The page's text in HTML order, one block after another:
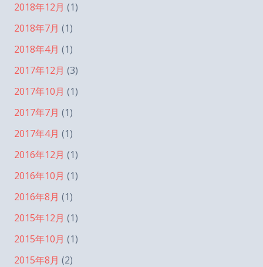
2018年12月 (1)
2018年7月 (1)
2018年4月 (1)
2017年12月 (3)
2017年10月 (1)
2017年7月 (1)
2017年4月 (1)
2016年12月 (1)
2016年10月 (1)
2016年8月 (1)
2015年12月 (1)
2015年10月 (1)
2015年8月 (2)